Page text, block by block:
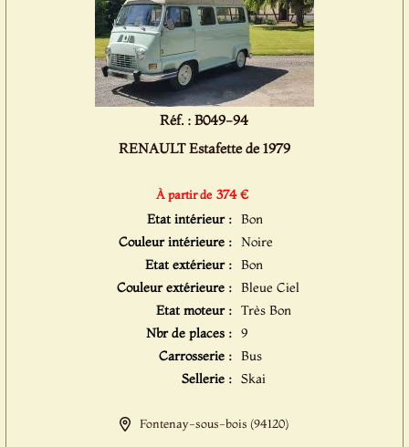
Réf. : B049-94
RENAULT Estafette de 1979
À partir de 374 €
Etat intérieur : Bon
Couleur intérieure : Noire
Etat extérieur : Bon
Couleur extérieure : Bleue Ciel
Etat moteur : Très Bon
Nbr de places : 9
Carrosserie : Bus
Sellerie : Skai
Fontenay-sous-bois (94120)